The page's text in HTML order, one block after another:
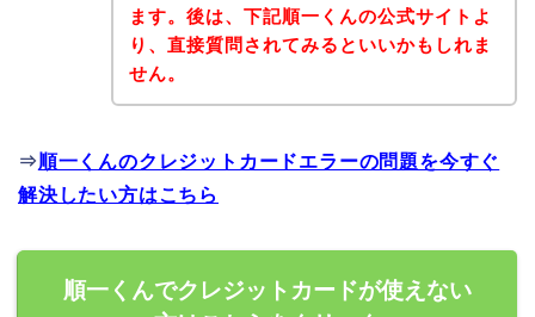
ます。後は、下記順一くんの公式サイトよ
り、直接質問されてみるといいかもしれま
せん。
⇒順一くんのクレジットカードエラーの問題を今すぐ
解決したい方はこちら
順一くんでクレジットカードが使えない